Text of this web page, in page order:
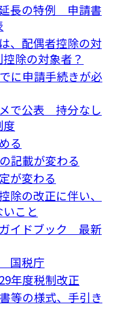
長の特例 申請書
、配偶者控除の対
除の対象者？
に申請手続きが必
で公表 持分なし
度
る
記載が変わる
が変わる
除の改正に伴い、
こと
イドブック 最新
国税庁
年度税制改正
等の様式、手引き